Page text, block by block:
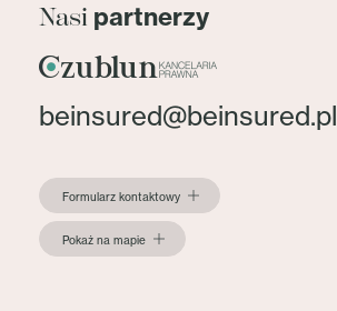
Nasi partnerzy
beinsured@beinsured.pl
Formularz kontaktowy
Pokaż na mapie